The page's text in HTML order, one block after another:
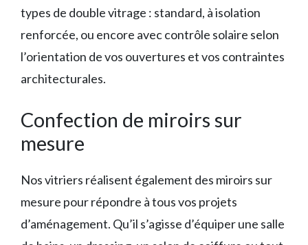
types de double vitrage : standard, à isolation
renforcée, ou encore avec contrôle solaire selon
l’orientation de vos ouvertures et vos contraintes
architecturales.
Confection de miroirs sur
mesure
Nos vitriers réalisent également des miroirs sur
mesure pour répondre à tous vos projets
d’aménagement. Qu’il s’agisse d’équiper une salle